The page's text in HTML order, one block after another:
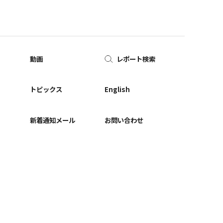
動画
トピックス
新着通知メール
レポート検索
English
お問い合わせ